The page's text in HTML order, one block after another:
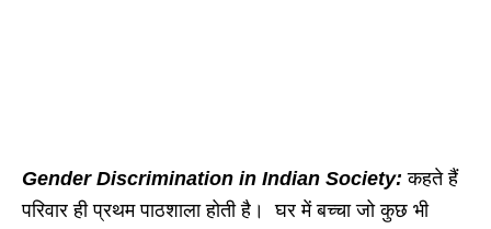
Gender Discrimination in Indian Society:कहते हैं
परिवार ही प्रथम पाठशाला होती है। घर में बच्चा जो कुछ भी